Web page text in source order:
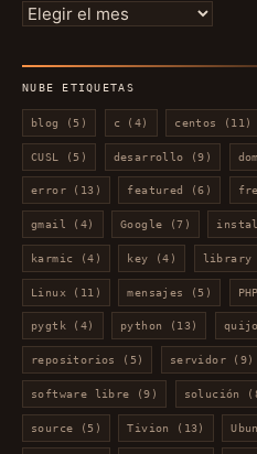
Entradas
mes
NUBE ETIQUETAS
blog (5) c (4) centos (11)
CUSL (5) desarrollo (9)
error(13) featured (6)
gmail (4) Google (7)
karmic (4) key (4) library
Linux (11) mensajes (5) PHP
pygtk(4) python (13)
repositorios (5) servidor(9)
software libre (9) solución
source (5) Tivion (13)